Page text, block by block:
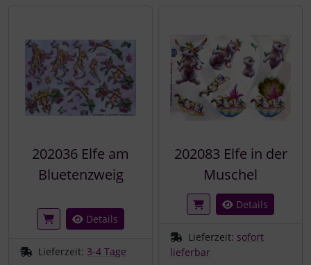
202036 Elfe am
Bluetenzweig
Details
Lieferzeit: 3-4 Tage
202083 Elfe in der
Muschel
Details
Lieferzeit: sofort
lieferbar